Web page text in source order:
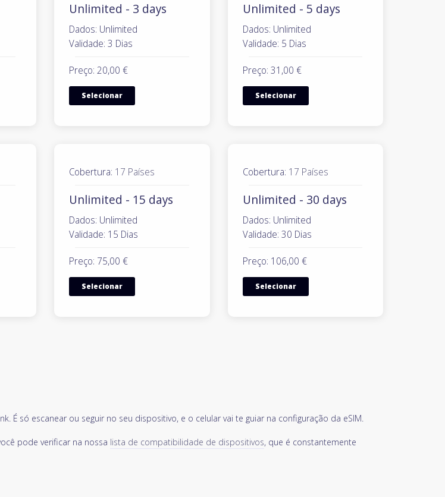
Unlimited - 3 days
Dados: Unlimited
Validade: 3 Dias
Preço: 20,00 €
Selecionar
Unlimited - 5 days
Dados: Unlimited
Validade: 5 Dias
Preço: 31,00 €
Selecionar
Cobertura: 17 Países
Unlimited - 15 days
Dados: Unlimited
Validade: 15 Dias
Preço: 75,00 €
Selecionar
Cobertura: 17 Países
Unlimited - 30 days
Dados: Unlimited
Validade: 30 Dias
Preço: 106,00 €
Selecionar
É só escanear ou seguir no seu dispositivo, e o celular vai te guiar na configuração da eSIM.
pode verificar na nossa lista de compatibilidade de dispositivos, que é constantemente